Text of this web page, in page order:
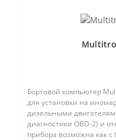
Бортовой компьютер
для установки на
дизельными
диагностики OBD-2) и
прибора возможна как с